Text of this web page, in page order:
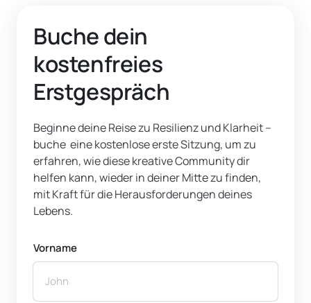
Buche dein
kostenfreies
Erstgespräch
Beginne deine Reise zu Resilienz und Klarheit –
buche  eine kostenlose erste Sitzung, um zu
erfahren, wie diese kreative Community dir
helfen kann, wieder in deiner Mitte zu finden,
mit Kraft für die Herausforderungen deines
Lebens.
Vorname
Vorname